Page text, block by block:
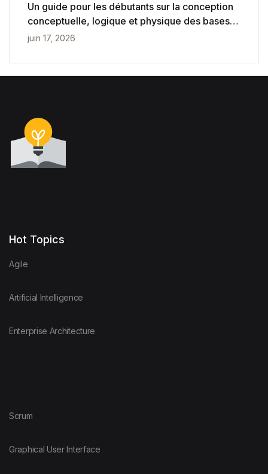
Un guide pour les débutants sur la conception
conceptuelle, logique et physique des bases
de données
juin 17, 2026
Hot Topics
Agile
Artificial Intelligence
Enterprise Architecture
Scrum
Graphical User Interface